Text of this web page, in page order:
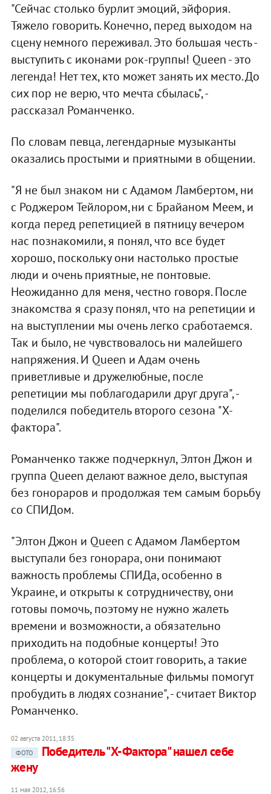
"Сейчас столько бурлит эмоций, эйфория.
Тяжело говорить. Конечно, перед выходом на
сцену немного переживал. Это большая честь -
выступить с иконами рок-группы! Queen - это
легенда! Нет тех, кто может занять их место. До
сих пор не верю, что мечта сбылась", -
рассказал Романченко.
По словам певца, легендарные музыканты
оказались простыми и приятными в общении.
"Я не был знаком ни с Адамом Ламбертом, ни
с Роджером Тейлором,ни с Брайаном Меем, и
когда перед репетицией в пятницу вечером
нас познакомили, я понял, что все будет
хорошо, поскольку они настолько простые
люди и очень приятные, не понтовые.
Неожиданно для меня, честно говоря. После
знакомства я сразу понял, что на репетиции и
на выступлении мы очень легко сработаемся.
Так и было, не чувствовалось ни малейшего
напряжения. И Queen и Адам очень
приветливые и дружелюбные, после
репетиции мы поблагодарили друг друга", -
поделился победитель второго сезона "Х-
фактора".
Романченко также подчеркнул, Элтон Джон и
группа Queen делают важное дело, выступая
без гонораров и продолжая тем самым борьбу
со СПИДом.
"Элтон Джон и Queen с Адамом Ламбертом
выступали без гонорара, они понимают
важность проблемы СПИДа, особенно в
Украине, и открыты к сотрудничеству, они
готовы помочь, поэтому не нужно жалеть
времени и возможности, а обязательно
приходить на подобные концерты! Это
проблема, о которой стоит говорить, а такие
концерты и документальные фильмы помогут
пробудить в людях сознание", - считает Виктор
Романченко.
02 августа 2011, 18:35
ФОТО
Победитель "Х-Фактора" нашел себе
жену
11 мая 2012, 16:56